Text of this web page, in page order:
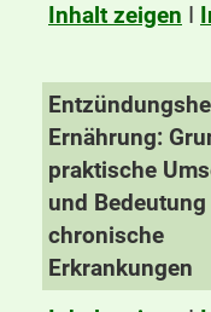
Inhalt zeigen I
Ernährung:
praktische
und
chronische
Erkrankungen